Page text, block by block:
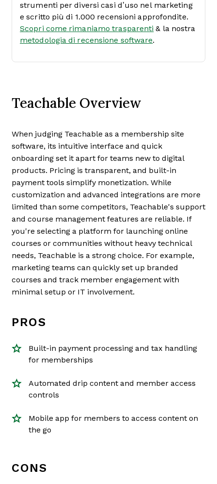
strumenti per diversi casi d’uso nel marketing
e scritto più di 1.000 recensioni approfondite.
Scopri come rimaniamo trasparenti & la nostra
metodologia di recensione software.
Teachable Overview
When judging Teachable as a membership site
software, its intuitive interface and quick
onboarding set it apart for teams new to digital
products. Pricing is transparent, and built-in
payment tools simplify monetization. While
customization and advanced integrations are more
limited than some competitors, Teachable's support
and course management features are reliable. If
you're selecting a platform for launching online
courses or communities without heavy technical
needs, Teachable is a strong choice. For example,
marketing teams can quickly set up branded
courses and track member engagement with
minimal setup or IT involvement.
PROS
Built-in payment processing and tax handling
for memberships
Automated drip content and member access
controls
Mobile app for members to access content on
the go
CONS